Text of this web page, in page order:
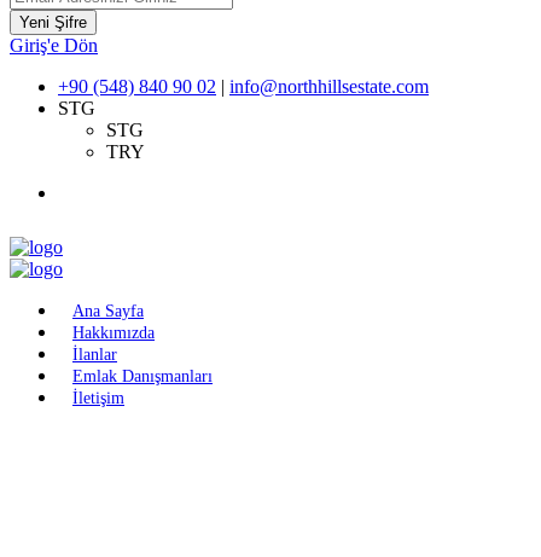
Yeni Şifre
Giriş'e Dön
+90 (548) 840 90 02 | info@northhillsestate.com
STG
STG
TRY
Ana Sayfa
Hakkımızda
İlanlar
Emlak Danışmanları
İletişim